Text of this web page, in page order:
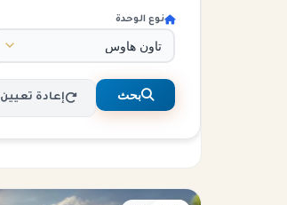
نوع الوحدة
بحث إعادة تعيين